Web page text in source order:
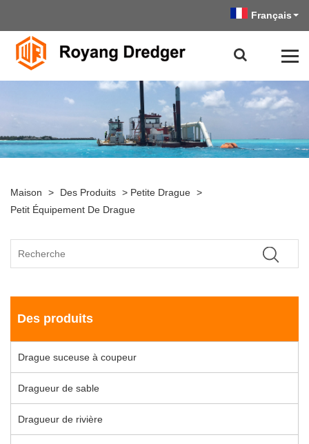
Français
Maison > Des Produits > Petite Drague >
Petit Équipement De Drague
Des produits
Drague suceuse à coupeur
Dragueur de sable
Dragueur de rivière